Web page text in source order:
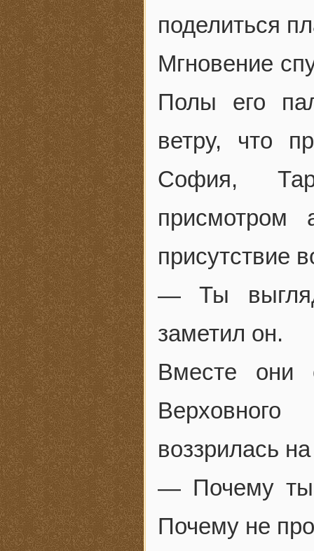
поделиться
Мгновение
Полы его
ветру, что
София,
присмотром
присутствие
— Ты
заметил он.
Вместе они
воззрилась
— Почему ты
Почему не